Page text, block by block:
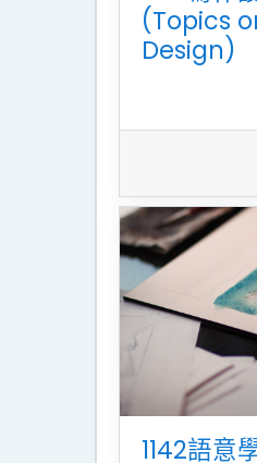
(Topics
Design)
1142語意